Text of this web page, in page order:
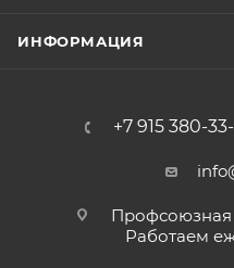
ИНФОРМАЦИЯ
+7 915 380-
Профсоюзная
Работаем